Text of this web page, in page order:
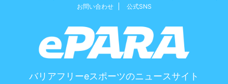
お問い合わせ
公式SNS
バリアフリーeスポーツのニュースサイト